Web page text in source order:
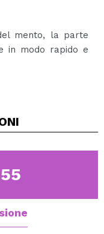
mento, la parte
in modo rapido e
apparire un
dopo pochi